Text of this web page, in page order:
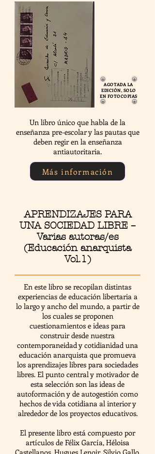
AGOTADA LA
EDICIÓN, SOLO
EN FOTOCOPIAS
Un libro único que habla de la
enseñanza pre-escolar y las pautas que
deben regir en la enseñanza
antiautoritaria.
Más información
APRENDIZAJES PARA
UNA SOCIEDAD LIBRE –
Varias autoras/es
(Educación anarquista
Vol.1)
En este libro se recopilan distintas
experiencias de educación libertaria a
lo largo y ancho del mundo, a partir de
los cuales se proponen
cuestionamientos e ideas para
construir desde nuestra
contemporaneidad y cotidianidad una
educación anarquista que promueva
los aprendizajes libres para sociedades
libres. El punto central y motivador de
esta selección son las ideas de
autoformación y de autogestión como
hechos de vida cotidiana al interior y
alrededor de los proyectos educativos.
El presente libro está compuesto por
artículos de Félix García, Héloisa
Castellanos, Hugues Lenoir, Silvio Gallo,